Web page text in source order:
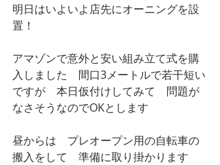
明日はいよいよ店先にオーニングを設
置！
アマゾンで意外と安い組み立て式を購
入しました　間口3メートルで若干短い
ですが　本日仮付けしてみて　問題が
なさそうなのでOKとします
昼からは　プレオープン用の自転車の
搬入をして　準備に取り掛かります